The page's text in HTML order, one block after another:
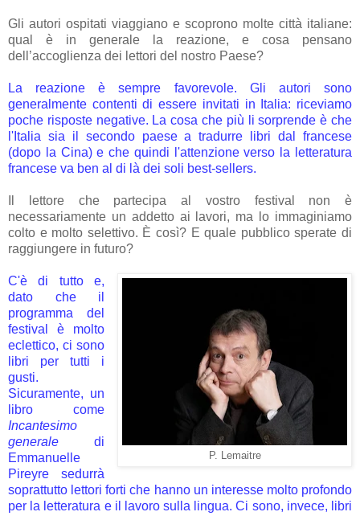
Gli autori ospitati viaggiano e scoprono molte città italiane:
qual è in generale la reazione, e cosa pensano
dell’accoglienza dei lettori del nostro Paese?
La reazione è sempre favorevole. Gli autori sono
generalmente contenti di essere invitati in Italia: riceviamo
poche risposte negative. La cosa che più li sorprende è che
l'Italia sia il secondo paese a tradurre libri dal francese
(dopo la Cina) e che quindi l'attenzione verso la letteratura
francese va ben al di là dei soli best-sellers.
Il lettore che partecipa al vostro festival non è
necessariamente un addetto ai lavori, ma lo immaginiamo
colto e molto selettivo. È così? E quale pubblico sperate di
raggiungere in futuro?
P. Lemaitre
C'è di tutto e,
dato che il
programma del
festival è molto
eclettico, ci sono
libri per tutti i
gusti.
Sicuramente, un
libro come
Incantesimo
generale di
Emmanuelle
Pireyre sedurrà
soprattutto lettori forti che hanno un interesse molto profondo
per la letteratura e il lavoro sulla lingua. Ci sono, invece, libri